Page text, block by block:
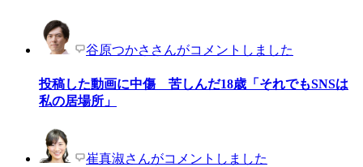
谷原つかささんがコメントしました
投稿した動画に中傷 苦しんだ18歳「それでもSNSは
私の居場所」
崔真淑さんがコメントしました